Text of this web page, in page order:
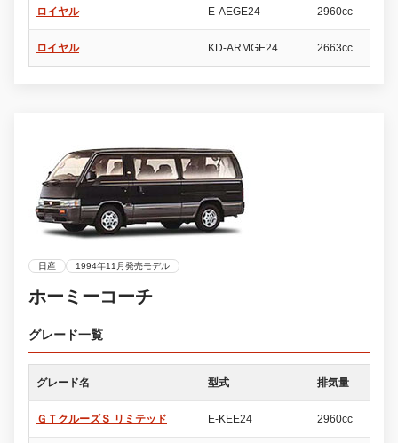
ロイヤル E-AEGE24 2960cc
ロイヤル KD-ARMGE24 2663cc
日産 1994年11月発売モデル
ホーミーコーチ
グレード一覧
グレード名 型式 排気量
ＧＴクルーズＳ リミテッド E-KEE24 2960cc